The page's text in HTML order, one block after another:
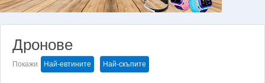
Дронове
Покажи Най-евтините Най-скъпите